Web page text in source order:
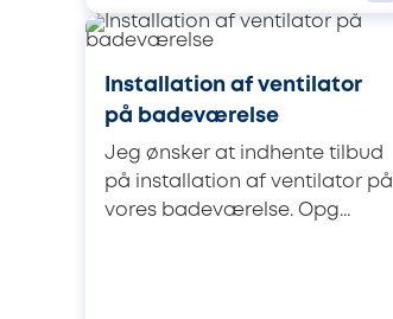
Installation af ventilator
på badeværelse
Jeg ønsker at indhente tilbud
på installation af ventilator på
vores badeværelse. Opg...